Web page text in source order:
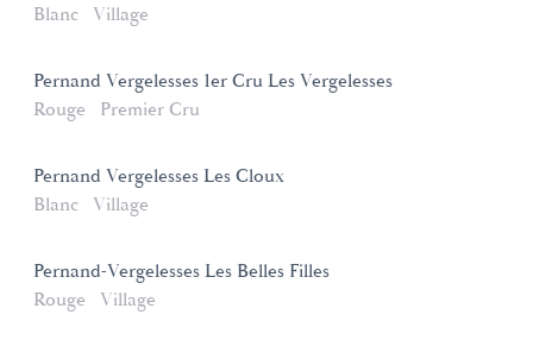
Blanc
Village
Pernand Vergelesses 1er Cru Les Vergelesses
Rouge
Premier Cru
Pernand Vergelesses Les Cloux
Blanc
Village
Pernand-Vergelesses Les Belles Filles
Rouge
Village